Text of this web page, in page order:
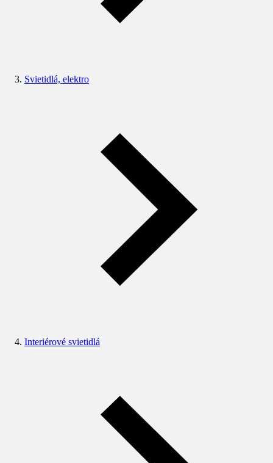
Svietidlá, elektro
Interiérové svietidlá